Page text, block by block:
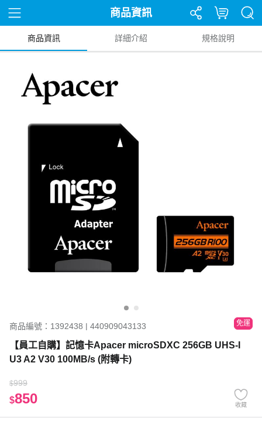
商品資訊
商品資訊 詳細介紹 規格說明
商品編號：1392438 | 440909043133 免運
【員工自購】記憶卡Apacer microSDXC 256GB UHS-I
U3 A2 V30 100MB/s (附轉卡)
$999
$850 收藏